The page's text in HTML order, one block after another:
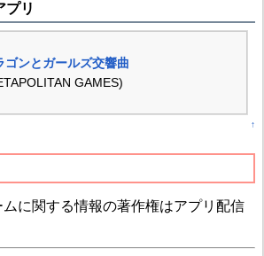
プリ
ゴンとガールズ交響曲
GAMES)
↑
に関する情報の著作権はアプリ配信